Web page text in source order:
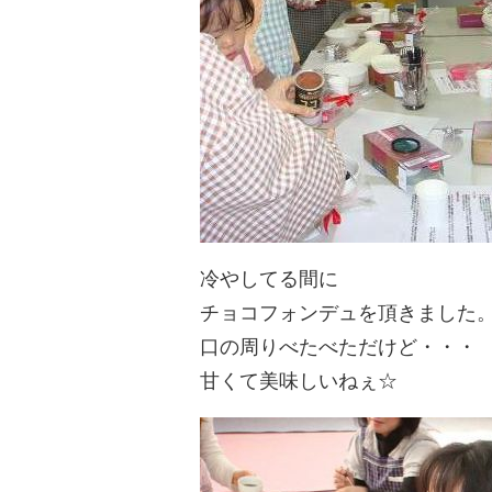
冷やしてる間に
チョコフォンデュを頂きました
口の周りべたべただけど・・・
甘くて美味しいねぇ☆